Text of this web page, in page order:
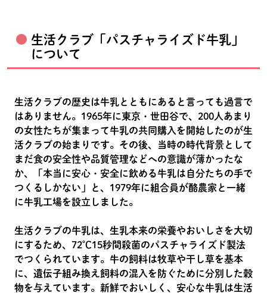
生活クラブ「パスチャライズド牛乳」
について
生活クラブの歴史は牛乳とともにあると言っても過言で
はありません。1965年に東京・世田谷で、200人あまり
の女性たちが集まって牛乳の共同購入を開始したのが生
活クラブの始まりです。その後、当時の時代背景として
まだ食の安全性や品質管理などへの意識が薄かったな
か、「本当に安心・安全に飲める牛乳は自分たちの手で
つくるしかない」と、1979年に組合員が酪農家と一緒
に牛乳工場を設立しました。
生活クラブの牛乳は、生乳本来の栄養やおいしさを大切
にするため、72℃15秒間殺菌のパスチャライズド製法
でつくられています。牛の飼料は牧草や干し草を基本
に、遺伝子組み換え飼料の混入を防ぐために分別した穀
物を与えています。新鮮でおいしく、安心な牛乳は生活